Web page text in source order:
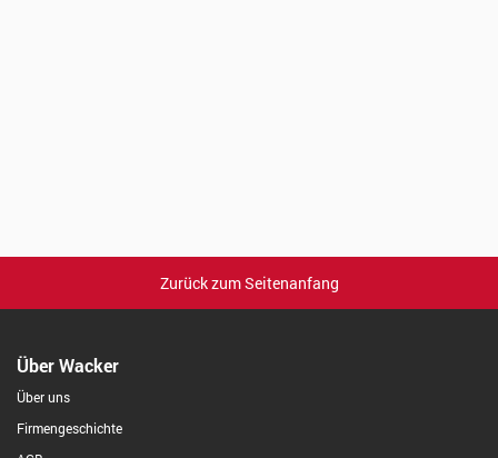
Zurück zum Seitenanfang
Über Wacker
Über uns
Firmengeschichte